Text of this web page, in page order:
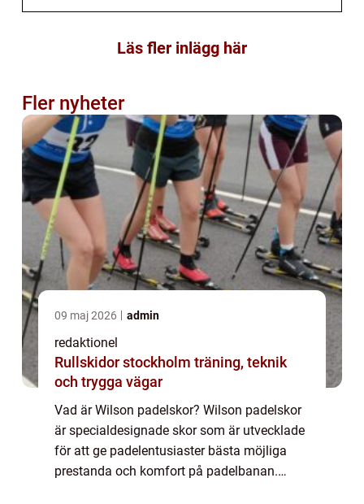
Läs fler inlägg här
Fler nyheter
09 maj 2026 admin
redaktionel
Rullskidor stockholm träning, teknik
och trygga vägar
Vad är Wilson padelskor? Wilson padelskor
är specialdesignade skor som är utvecklade
för att ge padelentusiaster bästa möjliga
prestanda och komfort på padelbanan.